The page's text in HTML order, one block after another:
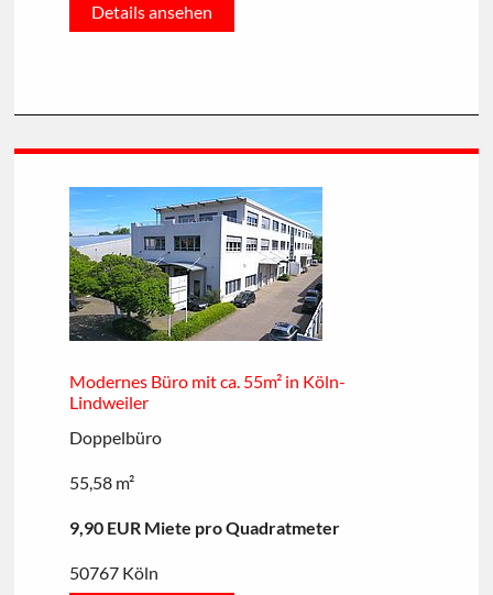
Details ansehen
Modernes Büro mit ca. 55m² in Köln-
Lindweiler
Doppelbüro
55,58 m²
9,90 EUR Miete pro Quadratmeter
50767 Köln